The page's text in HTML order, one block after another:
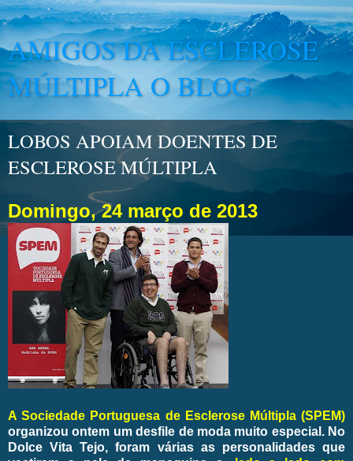
AMIGOS DA ESCLEROSE
MÚLTIPLA O BLOG
LOBOS APOIAM DOENTES DE
ESCLEROSE MÚLTIPLA
Domingo, 24 março de 2013
A Sociedade Portuguesa de Esclerose Múltipla (SPEM)
organizou ontem um desfile de moda muito especial. No
Dolce Vita Tejo, foram várias as personalidades que